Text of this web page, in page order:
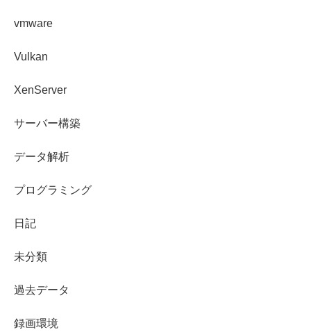
vmware
Vulkan
XenServer
サーバー構築
データ解析
プログラミング
日記
未分類
過去データ
録画環境